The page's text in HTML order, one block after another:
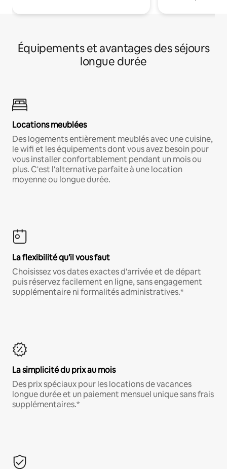
Équipements et avantages des séjours
longue durée
Locations meublées
Des logements entièrement meublés avec une cuisine,
le wifi et les équipements dont vous avez besoin pour
vous installer confortablement pendant un mois ou
plus. C'est l'alternative parfaite à une location
moyenne ou longue durée.
La flexibilité qu'il vous faut
Choisissez vos dates exactes d'arrivée et de départ
puis réservez facilement en ligne, sans engagement
supplémentaire ni formalités administratives.*
La simplicité du prix au mois
Des prix spéciaux pour les locations de vacances
longue durée et un paiement mensuel unique sans frais
supplémentaires.*